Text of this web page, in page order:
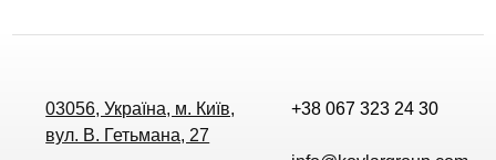
03056, Україна, м. Київ,
вул. В. Гетьмана, 27
+38 067 323 24 30